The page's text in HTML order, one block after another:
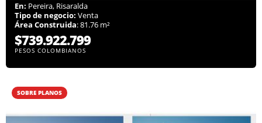
En: Pereira, Risaralda
Tipo de negocio: Venta
Área Construida: 81.76 m²
$739.922.799
PESOS COLOMBIANOS
SOBRE PLANOS